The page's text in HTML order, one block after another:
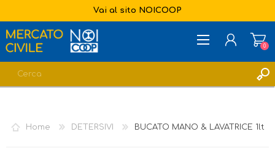
Vai al sito NOICOOP
LISTA DEI DESIDERI
0
Home DETERSIVI BUCATO MANO & LAVATRICE 1lt